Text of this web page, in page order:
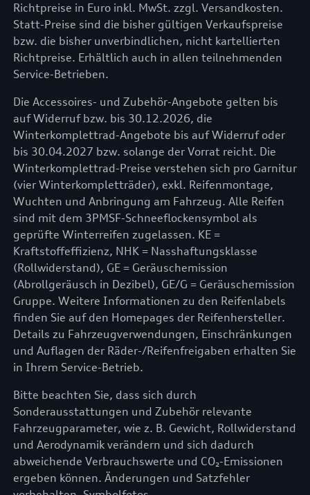
Richtpreise in Euro inkl. MwSt. zzgl. Versandkosten.
Statt-Preise sind die bisher gültigen Verkaufspreise
bzw. die bisher unverbindlichen, nicht kartellierten
Richtpreise. Erhältlich auch in allen teilnehmenden
Service-Betrieben.
Die Accessoires- und Zubehör-Angebote gelten bis
auf Widerruf bzw. bis 30.12.2026, die
Winterkomplettrad-Angebote bis auf Widerruf oder
bis 30.04.2027 bzw. solange der Vorrat reicht. Die
Winterkomplettrad-Preise verstehen sich pro Garnitur
(vier Winterkompletträder), exkl. Reifenmontage,
Wuchten und Anbringung am Fahrzeug. Alle Reifen
sind mit dem 3PMSF-Schneeflockensymbol als
geprüfte Winterreifen zugelassen. KE =
Kraftstoffeffizienz, NHK = Nasshaftungsklasse
(Rollwiderstand), GE = Geräuschemission
(Abrollgeräusch in Dezibel), GE/G = Geräuschemission
Gruppe. Weitere Informationen zu den Reifenlabels
finden Sie auf den Homepages der Reifenhersteller.
Details zu Fahrzeugverwendungen, Einschränkungen
und Auflagen der Räder-/Reifenfreigaben erhalten Sie
in Ihrem Service-Betrieb.
Bitte beachten Sie, dass sich durch
Sonderausstattungen und Zubehör relevante
Fahrzeugparameter, wie z. B. Gewicht, Rollwiderstand
und Aerodynamik verändern und sich dadurch
abweichende Verbrauchswerte und CO₂-Emissionen
ergeben können. Änderungen und Satzfehler